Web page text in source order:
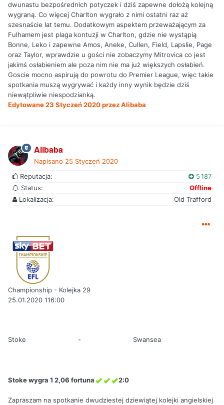
dwunastu bezpośrednich potyczek i dziś zapewne dołożą kolejną
wygraną. Co więcej Charlton wygrało z nimi ostatni raz aż
szesnaście lat temu. Dodatkowym aspektem przeważającym za
Fulhamem jest plaga kontuzji w Charlton, gdzie nie wystąpią
Bonne, Leko i zapewne Amos, Aneke, Cullen, Field, Lapslie, Page
oraz Taylor, wprawdzie u gości nie zobaczymy Mitrovica co jest
jakimś osłabieniem ale poza nim nie ma już większych osłabień.
Goscie mocno aspirują do powrotu do Premier League, więc takie
spotkania muszą wygrywać i każdy inny wynik będzie dziś
niewątpliwie niespodzianką.
Edytowane23 Styczeń 2020przez Alibaba
Alibaba
Napisano 25 Styczeń 2020
Reputacja:
5 187
Status:
Offline
Lokalizacja:
Old Trafford
Championship - Kolejka 29
25.01.2020 116:00
Stoke - Swansea
Stoke wygra 1 2,06 fortuna 2:0
Zapraszam na spotkanie dwudziestej dziewiątej kolejki angielskiej